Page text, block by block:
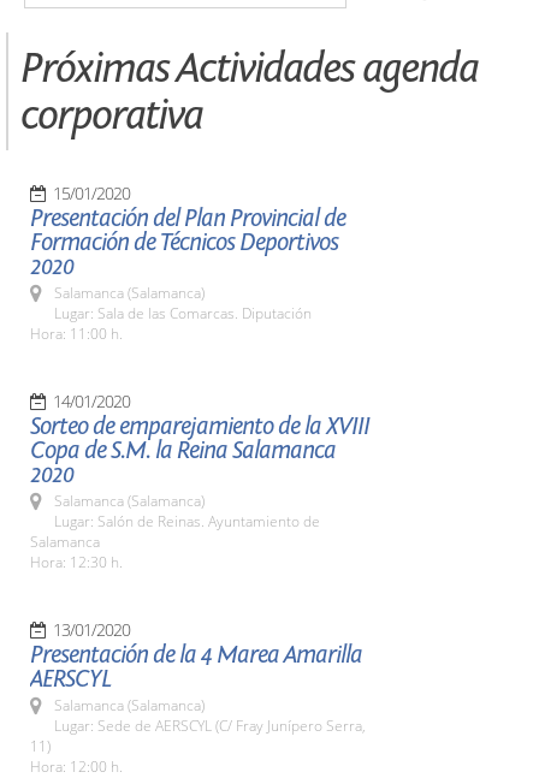
Próximas Actividades agenda
corporativa
15/01/2020
Presentación del Plan Provincial de
Formación de Técnicos Deportivos
2020
Salamanca (Salamanca)
Lugar: Sala de las Comarcas. Diputación
Hora: 11:00 h.
14/01/2020
Sorteo de emparejamiento de la XVIII
Copa de S.M. la Reina Salamanca
2020
Salamanca (Salamanca)
Lugar: Salón de Reinas. Ayuntamiento de
Salamanca
Hora: 12:30 h.
13/01/2020
Presentación de la 4 Marea Amarilla
AERSCYL
Salamanca (Salamanca)
Lugar: Sede de AERSCYL (C/ Fray Junípero Serra,
11)
Hora: 12:00 h.